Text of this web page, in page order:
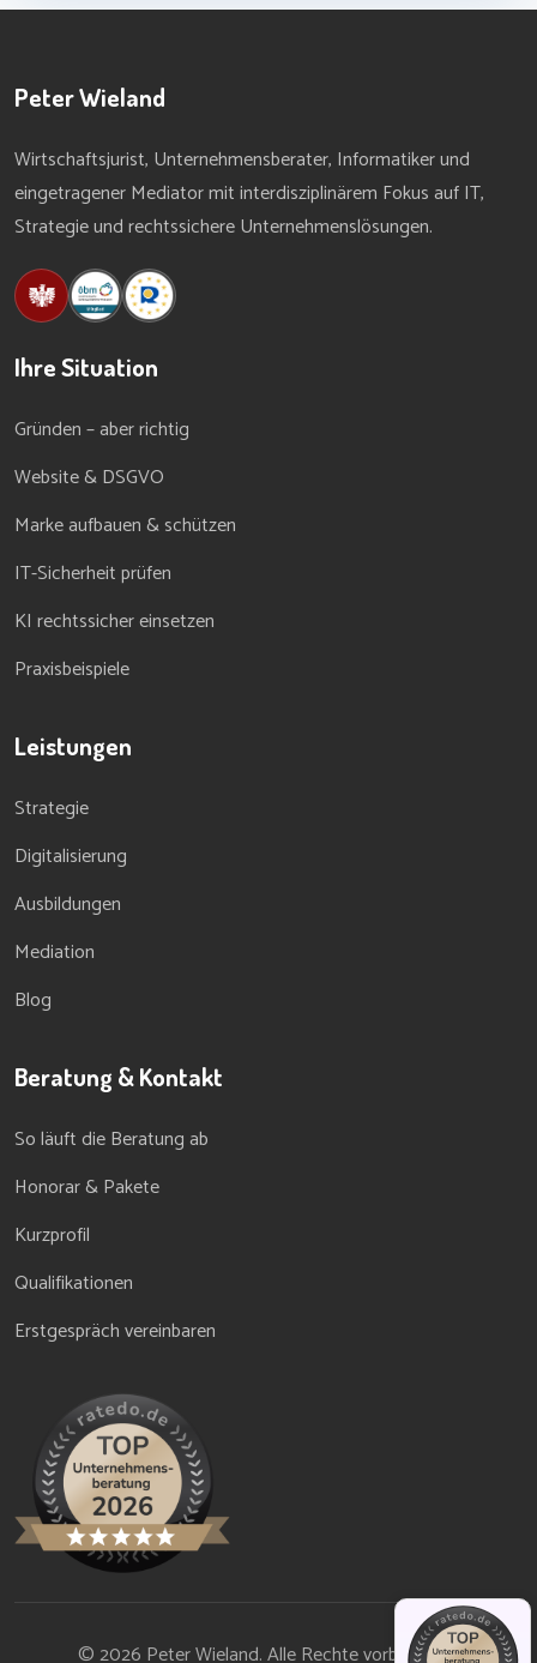
Peter Wieland
Wirtschaftsjurist, Unternehmensberater, Informatiker und
eingetragener Mediator mit interdisziplinärem Fokus auf IT,
Strategie und rechtssichere Unternehmenslösungen.
Ihre Situation
Gründen – aber richtig
Website & DSGVO
Marke aufbauen & schützen
IT-Sicherheit prüfen
KI rechtssicher einsetzen
Praxisbeispiele
Leistungen
Strategie
Digitalisierung
Ausbildungen
Mediation
Blog
Beratung & Kontakt
So läuft die Beratung ab
Honorar & Pakete
Kurzprofil
Qualifikationen
Erstgespräch vereinbaren
© 2026 Peter Wieland. Alle Rechte vorbehalten.